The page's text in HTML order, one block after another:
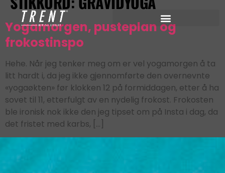
Yogamorgen, pusteplan og
frokostinspo
Hehe. Når jeg tenker meg om er vel yogamorgen å ta
litt hardt i, da jeg ikke gjennomførte den overnevnte
«yogaøkten» før klokken 12 på formiddagen, etter å ha
sovet til 11, etterfulgt av en nydelig frokost. Frokosten
ble ironisk nok ikke den jeg tipset om på Insta i dag, da
det fristet med karbs, […]